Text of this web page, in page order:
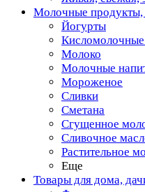
Молочные
Йогурты
Молоко
Молочные
Мороженое
Сливки
Сметана
Сгущенное
Сливочное
Растительное
Еще
Товары для дома,